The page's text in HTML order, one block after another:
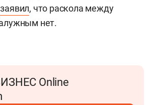
заявил, что раскола между
нет.
Online